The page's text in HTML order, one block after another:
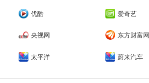
优酷 爱奇艺
央视网 东方财富网
太平洋 蔚来汽车